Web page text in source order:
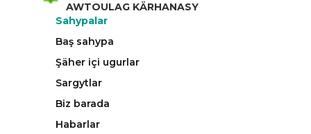
AWTOULAG KÄRHANASY
Sahypalar
Baş sahypa
Şäher içi ugurlar
Sargytlar
Biz barada
Habarlar